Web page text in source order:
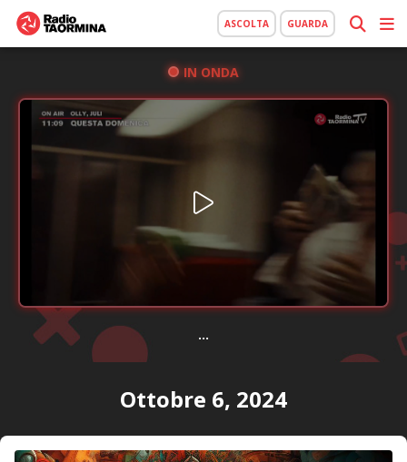
ASCOLTA GUARDA
IN ONDA
...
Ottobre 6, 2024